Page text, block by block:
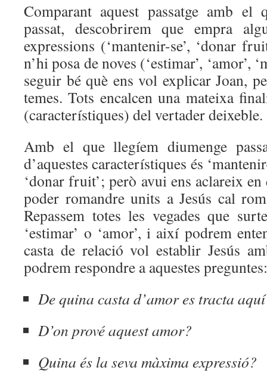
Comparant aquest passatge amb el
passat, descobrirem que empra
expressions (‘mantenir-se’, ‘donar
n’hi posa de noves (‘estimar’, ‘amor’,
seguir bé què ens vol explicar Joan,
temes. Tots encalcen una mateixa
(característiques) del vertader deixeble.
Amb el que llegíem diumenge
d’aquestes característiques és
‘donar fruit’; però avui ens aclareix
poder romandre units a Jesús cal
Repassem totes les vegades que
‘estimar’ o ‘amor’, i així podrem
casta de relació vol establir Jesús
podrem respondre a aquestes preguntes:
De quina casta d’amor es tracta
D’on prové aquest amor?
Quina és la seva màxima expressió?